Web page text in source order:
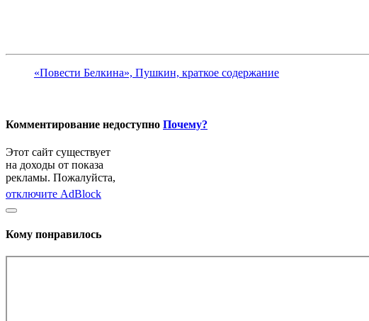
«Повести Белкина», Пушкин, краткое содержание
Комментирование недоступно Почему?
Этот сайт существует
на доходы от показа
рекламы. Пожалуйста,
отключите AdBlock
Кому понравилось